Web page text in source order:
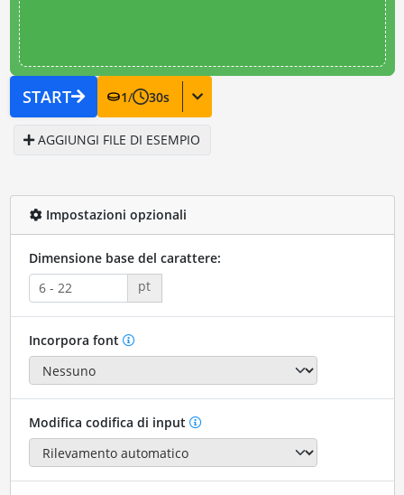
START 1/ 30s
AGGIUNGI FILE DI ESEMPIO
Impostazioni opzionali
Dimensione base del carattere:
pt
Incorpora font
Modifica codifica di input